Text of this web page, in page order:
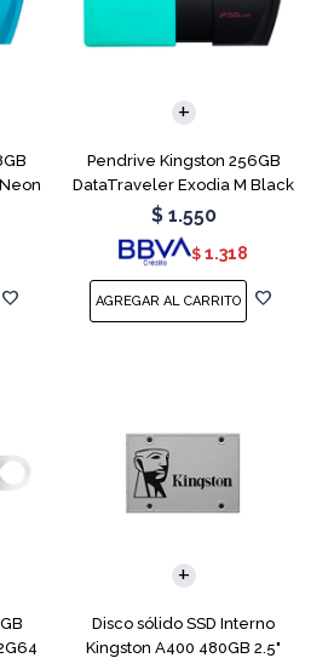
Pendrive Kingston 256GB
DataTraveler Exodia M Black
Teal
$ 1.550
$ 1.318
Disco sólido SSD Interno
Kingston A400 480GB 2.5"